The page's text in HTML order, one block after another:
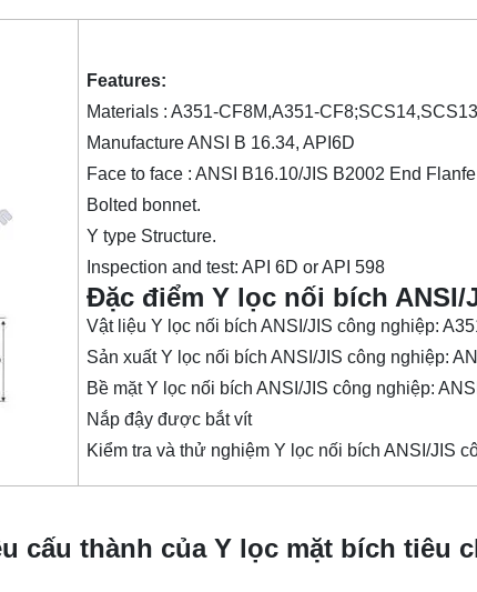
Features:
Materials : A351-CF8M,A351-CF8;SCS14,SCS13
Manufacture ANSI B 16.34, API6D
Face to face : ANSI B16.10/JIS B2002 End
Bolted bonnet.
Y type Structure.
Inspection and test: API 6D or API 598
Đặc điểm Y lọc nối bích ANSI/
Vật liệu Y lọc nối bích ANSI/JIS công nghiệp:
Sản xuất Y lọc nối bích ANSI/JIS công nghiệp:
Bề mặt Y lọc nối bích ANSI/JIS công nghiệp:
Nắp đậy được bắt vít
Kiểm tra và thử nghiệm Y lọc nối bích ANSI/JIS
cấu thành của Y lọc mặt bích tiêu